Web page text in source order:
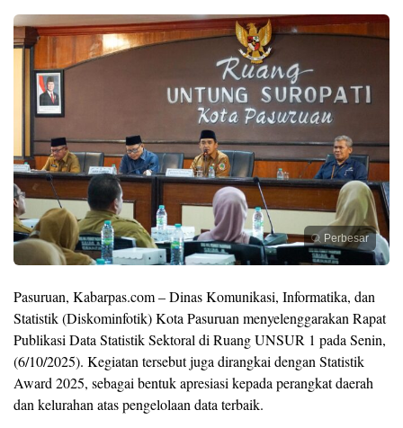
Perbesar
Pasuruan, Kabarpas.com – Dinas Komunikasi, Informatika, dan
Statistik (Diskominfotik) Kota Pasuruan menyelenggarakan Rapat
Publikasi Data Statistik Sektoral di Ruang UNSUR 1 pada Senin,
(6/10/2025). Kegiatan tersebut juga dirangkai dengan Statistik
Award 2025, sebagai bentuk apresiasi kepada perangkat daerah
dan kelurahan atas pengelolaan data terbaik.